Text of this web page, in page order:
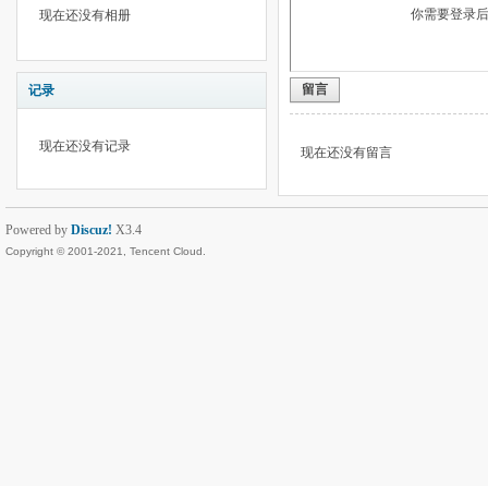
现在还没有相册
记录
现在还没有记录
你需要登录
留言
现在还没有留言
Powered by Discuz! X3.4
Copyright © 2001-2021, Tencent Cloud.